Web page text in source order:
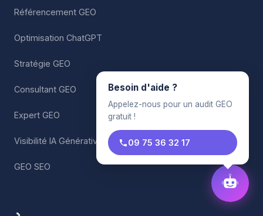
Référencement GEO
Optimisation ChatGPT
Stratégie GEO
Consultant GEO
Expert GEO
Visibilité IA Générative
GEO SEO
Besoin d'aide ?
Appelez-nous pour un audit GEO
gratuit !
09 75 36 32 17